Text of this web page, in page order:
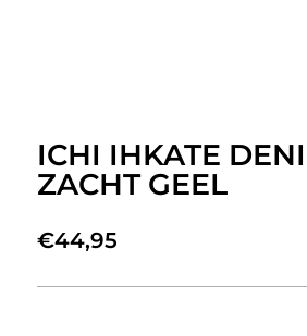
ICHI IHKATE
ZACHT GEEL
€44,95